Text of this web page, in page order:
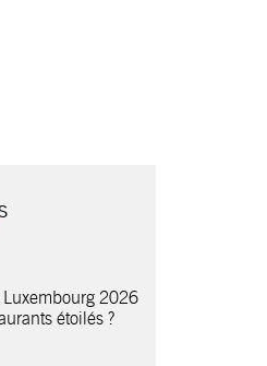
2026
étoilés ?